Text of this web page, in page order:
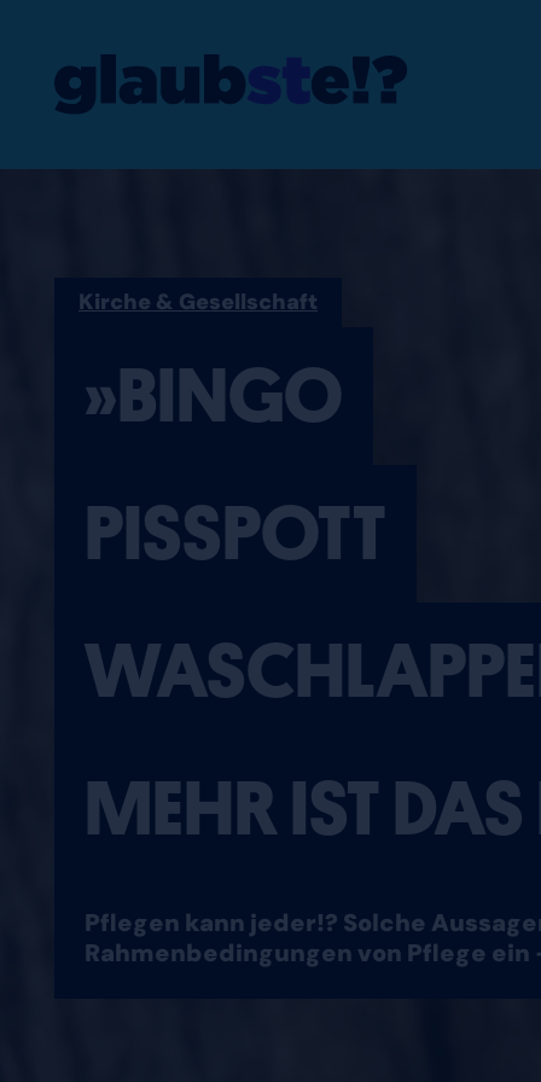
Kirche & Gesellschaft
»BINGO
»BINGO
PISSPOTT
MEHR IST
Pflegen kann jeder!? Solche
Rahmenbedingungen von Pflege ein